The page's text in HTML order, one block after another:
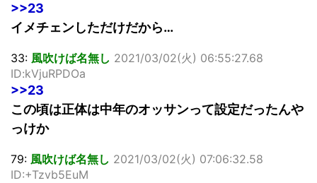
>>23
イメチェンしただけだから…
33: 風吹けば名無し 2021/03/02(火) 06:55:27.68
ID:kVjuRPDOa
>>23
この頃は正体は中年のオッサンって設定だったんや
っけか
79: 風吹けば名無し 2021/03/02(火) 07:06:32.58
ID:+Tzvb5EuM